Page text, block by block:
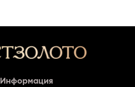
Информация